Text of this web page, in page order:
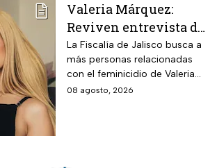
Valeria Márquez:
Reviven entrevista de
Vivian de la torre en
donde se deslindó del
feminicidio de su
amiga
La Fiscalía de Jalisco busca a
más personas relacionadas
con el feminicidio de Valeria
Márquez, mientras vuelve a
08 agosto, 2026